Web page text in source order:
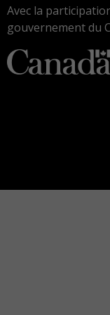
Avec la
gouvernement du